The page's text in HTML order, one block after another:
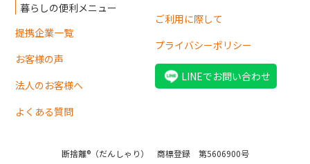
暮らしの便利メニュー
提携企業一覧
お客様の声
法人のお客様へ
よくある質問
ご利用に際して
プライバシーポリシー
LINEでお問い合わせ
断捨離®（だんしゃり） 商標登録 第5606900号